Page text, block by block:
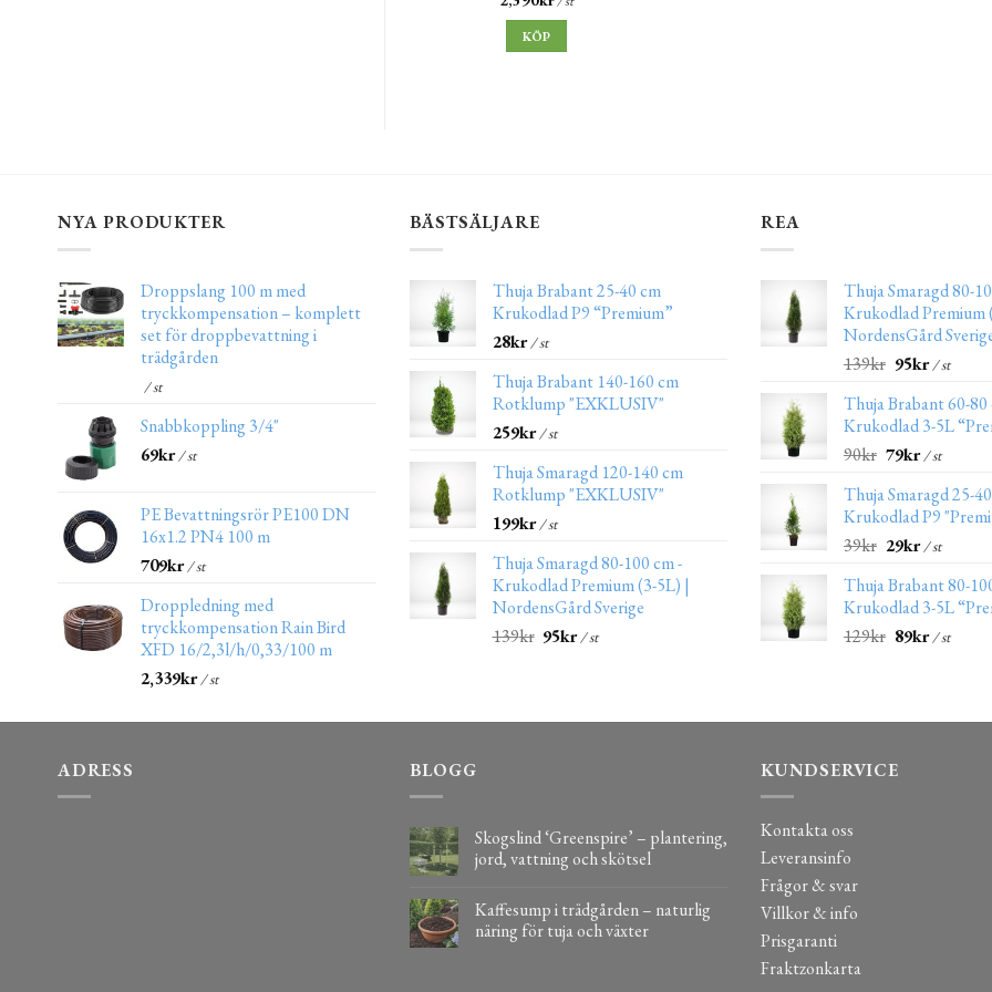
KÖP
NYA PRODUKTER
Droppslang 100 m med
tryckkompensation – komplett
set för droppbevattning i
trädgården
/ st
Snabbkoppling 3/4"
69kr/ st
PE Bevattningsrör PE100 DN
16x1.2 PN4 100 m
709kr/ st
Droppledning med
tryckkompensation Rain Bird
XFD 16/2,3l/h/0,33/100 m
2,339kr/ st
BÄSTSÄLJARE
Thuja Brabant 25-40 cm
Krukodlad P9 “Premium”
28kr/ st
Thuja Brabant 140-160 cm
Rotklump "EXKLUSIV"
259kr/ st
Thuja Smaragd 120-140 cm
Rotklump "EXKLUSIV"
199kr/ st
Thuja Smaragd 80-100 cm -
Krukodlad Premium (3-5L) |
NordensGård Sverige
139kr 95kr/ st
REA
Thuja Smaragd 80-
Krukodlad Premium
NordensGård
139kr 95kr/ st
Thuja Brabant 60-80
Krukodlad 3-5L
90kr 79kr/ st
Thuja Smaragd 25-
Krukodlad P9
39kr 29kr/ st
Thuja Brabant 80-
Krukodlad 3-5L
129kr 89kr/ st
ADRESS BLOGG
Skogslind ‘Greenspire’ – plantering,
jord, vattning och skötsel
Kaffesump i trädgården – naturlig
näring för tuja och växter
KUNDSERVICE
Kontakta oss
Leveransinfo
Frågor & svar
Villkor & info
Prisgaranti
Fraktzonkarta